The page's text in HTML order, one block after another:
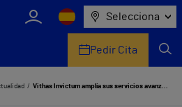
Selecciona
Pedir Cita
Vithas Invictum amplía sus servicios avanzados de traumatología y medicina del deporte al Hospital Vithas Madrid Aravaca